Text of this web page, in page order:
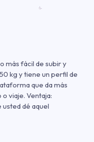
más fácil de subir y
kg y tiene un perfil de
que da más
viaje. Ventaja:
usted dé aquel